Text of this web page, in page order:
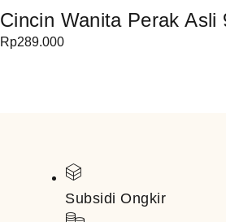
Cincin Wanita Perak
Rp289.000
Subsidi Ongkir